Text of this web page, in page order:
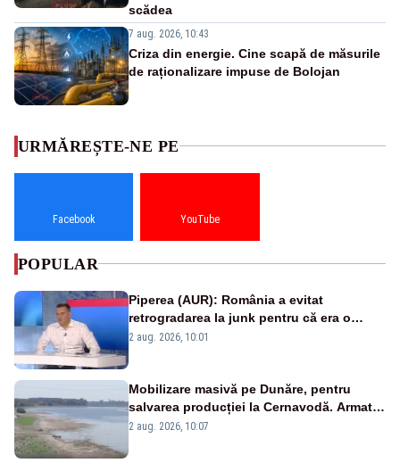
scădea
7 aug. 2026, 10:43
Criza din energie. Cine scapă de măsurile
de raționalizare impuse de Bolojan
URMĂREȘTE-NE PE
Facebook YouTube
POPULAR
Piperea (AUR): România a evitat
retrogradarea la junk pentru că era o
catastrofă pentru bănci și fondurile de
2 aug. 2026, 10:01
Mobilizare masivă pe Dunăre, pentru
salvarea producției la Cernavodă. Armata
va detona o stâncă și va devia apa
2 aug. 2026, 10:07